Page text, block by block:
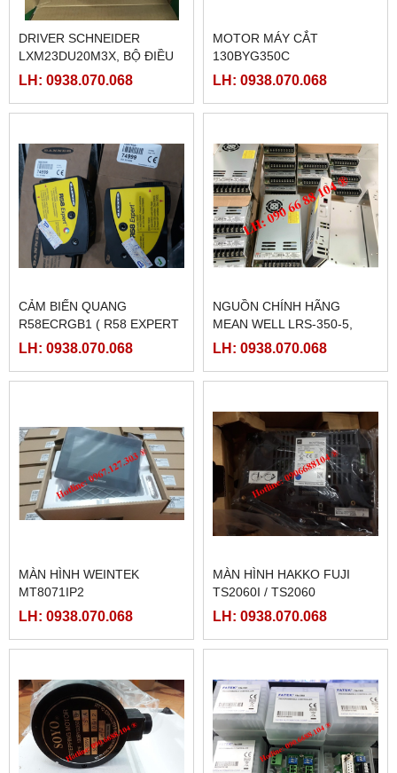
DRIVER SCHNEIDER
LXM23DU20M3X, BỘ ĐIỀU
KHIỂN SERVO
LH: 0938.070.068
MOTOR MÁY CẮT
130BYG350C
LH: 0938.070.068
CẢM BIẾN QUANG
R58ECRGB1 ( R58 EXPERT
BANNER)
LH: 0938.070.068
NGUỒN CHÍNH HÃNG
MEAN WELL LRS-350-5,
LRS-350-12, LRS-350-24,
LRS-350-48
LH: 0938.070.068
MÀN HÌNH WEINTEK
MT8071IP2
LH: 0938.070.068
MÀN HÌNH HAKKO FUJI
TS2060I / TS2060
LH: 0938.070.068